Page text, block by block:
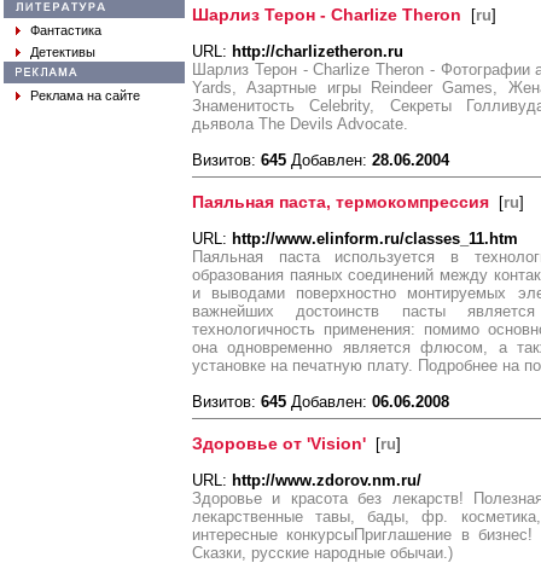
Фантастика
Детективы
Реклама на сайте
Шарлиз Терон - Charlize Theron [ru]
URL: http://charlizetheron.ru
Шарлиз Терон - Charlize Theron -
Yards, Азартные игры Reindeer Games,
Знаменитость Celebrity, Секреты
дьявола The Devils Advocate.
Визитов: 645 Добавлен: 28.06.2004
Паяльная паста, термокомпрессия [ru]
URL: http://www.elinform.ru/classes_11.htm
Паяльная паста используется в
образования паяных соединений между
и выводами поверхностно монтируемых
важнейших достоинств пасты
технологичность применения: помимо
она одновременно является флюсом, а
установке на печатную плату. Подробнее на
Визитов: 645 Добавлен: 06.06.2008
Здоровье от 'Vision' [ru]
URL: http://www.zdorov.nm.ru/
Здоровье и красота без лекарств!
лекарственные тавы, бады, фр.
интересные конкурсыПриглашение в
Сказки, русские народные обычаи.)